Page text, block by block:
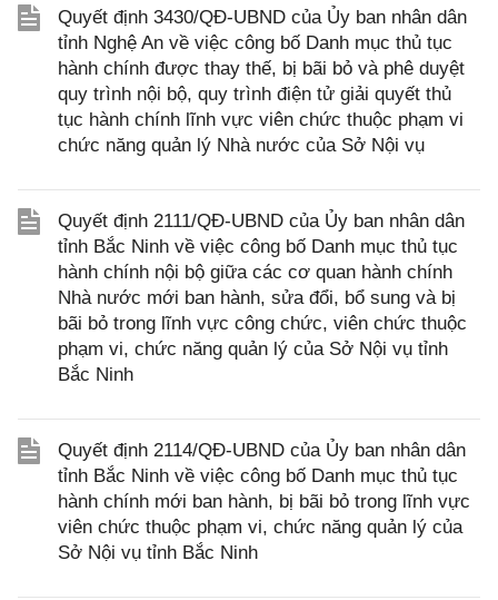
Quyết định 3430/QĐ-UBND của Ủy ban nhân dân
tỉnh Nghệ An về việc công bố Danh mục thủ tục
hành chính được thay thế, bị bãi bỏ và phê duyệt
quy trình nội bộ, quy trình điện tử giải quyết thủ
tục hành chính lĩnh vực viên chức thuộc phạm vi
chức năng quản lý Nhà nước của Sở Nội vụ
Quyết định 2111/QĐ-UBND của Ủy ban nhân dân
tỉnh Bắc Ninh về việc công bố Danh mục thủ tục
hành chính nội bộ giữa các cơ quan hành chính
Nhà nước mới ban hành, sửa đổi, bổ sung và bị
bãi bỏ trong lĩnh vực công chức, viên chức thuộc
phạm vi, chức năng quản lý của Sở Nội vụ tỉnh
Bắc Ninh
Quyết định 2114/QĐ-UBND của Ủy ban nhân dân
tỉnh Bắc Ninh về việc công bố Danh mục thủ tục
hành chính mới ban hành, bị bãi bỏ trong lĩnh vực
viên chức thuộc phạm vi, chức năng quản lý của
Sở Nội vụ tỉnh Bắc Ninh